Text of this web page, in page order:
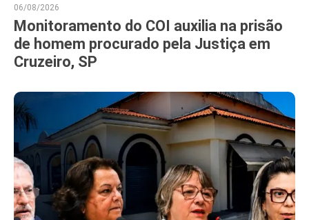
06/08/2026
Monitoramento do COI auxilia na prisão
de homem procurado pela Justiça em
Cruzeiro, SP